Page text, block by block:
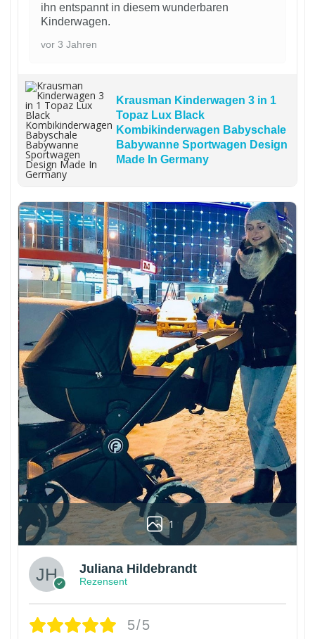
ihn entspannt in diesem wunderbaren
Kinderwagen.
vor 3 Jahren
Krausman Kinderwagen 3 in 1
Topaz Lux Black
Kombikinderwagen Babyschale
Babywanne Sportwagen Design
Made In Germany
1
Juliana Hildebrandt
Rezensent
5/5